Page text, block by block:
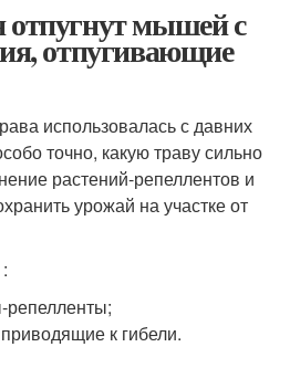
отпугнут мышей с
отпугивающие
использовалась с давних
точно, какую траву сильно
растений-репеллентов и
урожай на участке от
к гибели.